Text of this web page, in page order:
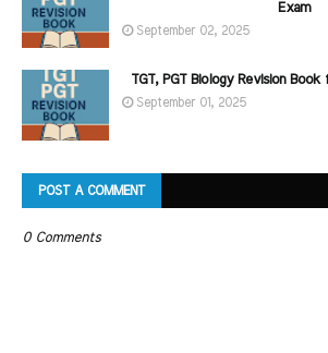
Exam
September 02, 2025
TGT, PGT Biology Revision
September 01, 2025
POST A COMMENT
0 Comments